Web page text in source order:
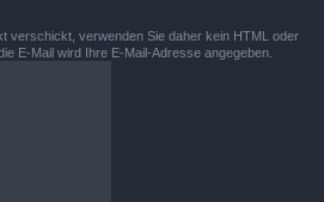
verschickt, verwenden Sie daher kein HTML oder
E-Mail wird Ihre E-Mail-Adresse angegeben.